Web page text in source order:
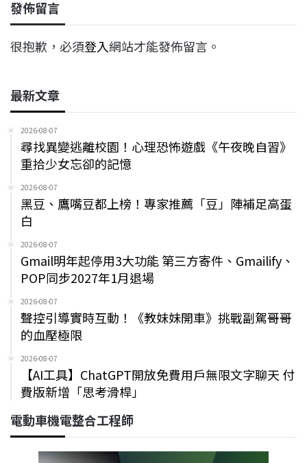
發佈留言
很抱歉，必須登入網站才能發佈留言。
最新文章
2026-08-07
尋找異變逃離校園！心理恐怖遊戲《午夜晚自習》
重拾少女忘卻的記憶
2026-08-07
黑豆、鷹嘴豆都上榜！專家推薦「豆」陣補足高蛋
白
2026-08-07
Gmail明年起停用3大功能 第三方寄件、Gmailify、
POP同步2027年1月退場
2026-08-07
聲控引導實時互動！《教妹妹開車》挑戰副駕哥哥
的血壓極限
2026-08-07
【AI工具】ChatGPT開放免費用戶無限文字聊天 付
費版新增「思考滑桿」
電動車機電整合工程師